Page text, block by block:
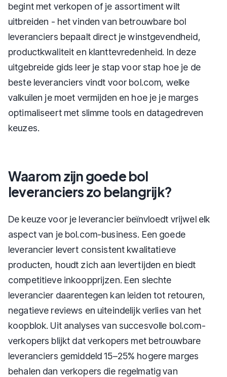
begint met verkopen of je assortiment wilt
uitbreiden - het vinden van betrouwbare bol
leveranciers bepaalt direct je winstgevendheid,
productkwaliteit en klanttevredenheid. In deze
uitgebreide gids leer je stap voor stap hoe je de
beste leveranciers vindt voor bol.com, welke
valkuilen je moet vermijden en hoe je je marges
optimaliseert met slimme tools en datagedreven
keuzes.
Waarom zijn goede bol
leveranciers zo belangrijk?
De keuze voor je leverancier beïnvloedt vrijwel elk
aspect van je bol.com-business. Een goede
leverancier levert consistent kwalitatieve
producten, houdt zich aan levertijden en biedt
competitieve inkoopprijzen. Een slechte
leverancier daarentegen kan leiden tot retouren,
negatieve reviews en uiteindelijk verlies van het
koopblok. Uit analyses van succesvolle bol.com-
verkopers blijkt dat verkopers met betrouwbare
leveranciers gemiddeld 15–25% hogere marges
behalen dan verkopers die regelmatig van